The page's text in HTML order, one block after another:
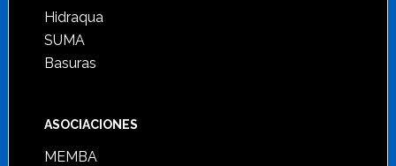
Hidraqua
SUMA
Basuras
ASOCIACIONES
MEMBA